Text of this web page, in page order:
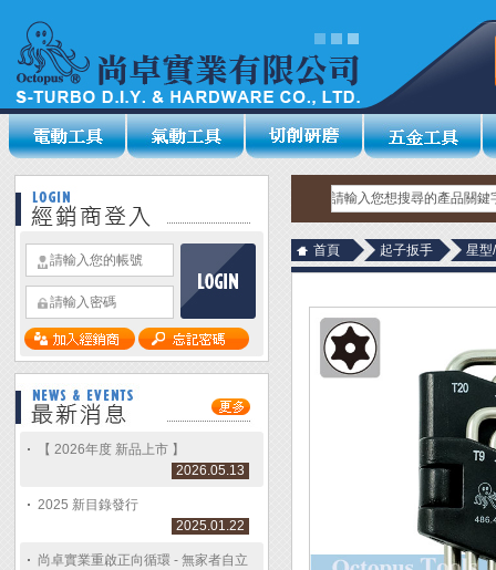
【 2026年度 新品上市 】
2026.05.13
2025 新目錄發行
2025.01.22
尚卓實業重啟正向循環 - 無家者自立
首頁 起子扳手 星型